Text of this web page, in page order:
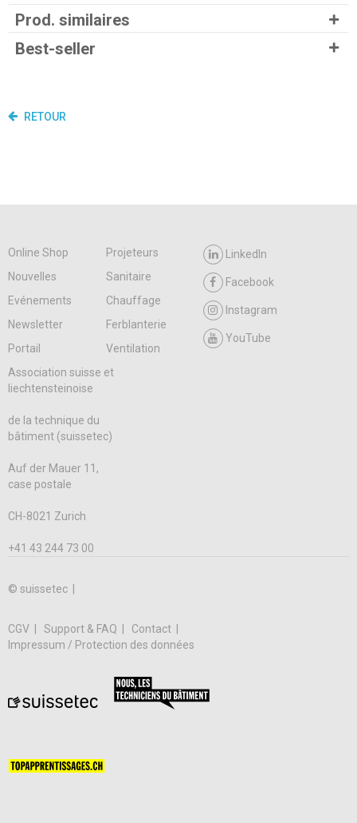
Prod. similaires
Best-seller
RETOUR
Online Shop
Projeteurs
Nouvelles
Sanitaire
Evénements
Chauffage
Newsletter
Ferblanterie
Portail
Ventilation
LinkedIn
Facebook
Instagram
YouTube
Association suisse et
liechtensteinoise
de la technique du
bâtiment (suissetec)
Auf der Mauer 11,
case postale
CH-8021 Zurich
+41 43 244 73 00
© suissetec |
CGV Support & FAQ
Contact
Impressum / Protection des données